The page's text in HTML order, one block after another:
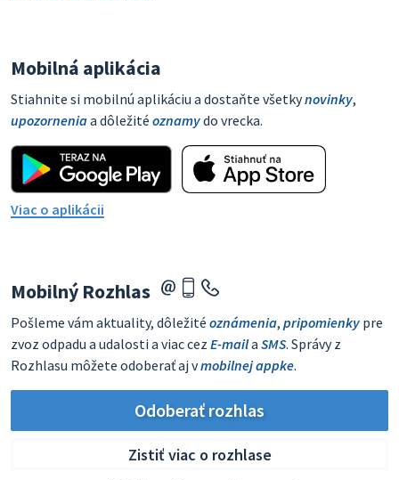
Mobilná aplikácia
Stiahnite si mobilnú aplikáciu a dostaňte všetkynovinky,
upozorneniaa dôležité oznamydo vrecka.
Viac o aplikácii
Mobilný Rozhlas
Pošleme vám aktuality, dôležité oznámenia, pripomienky pre
zvoz odpadu a udalosti a viac cez E-maila SMS. Správy z
Rozhlasu môžete odoberať aj vmobilnej appke.
Odoberať rozhlas
Zistiť viac o rozhlase